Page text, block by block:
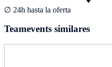
∅ 24h hasta la oferta
Teamevents similares